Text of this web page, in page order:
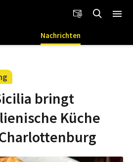
Nachrichten
bringt
Küche